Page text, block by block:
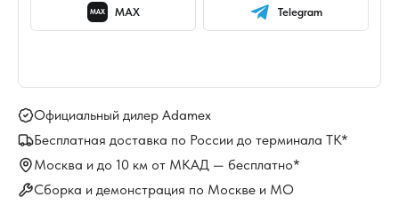
MAX MAX Telegram
Официальный дилер Adamex
Бесплатная доставка по России до терминала ТК*
Москва и до 10 км от МКАД — бесплатно*
Сборка и демонстрация по Москве и МО